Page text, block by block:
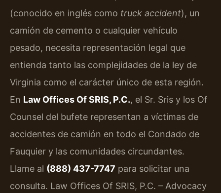
(conocido en inglés como truck accident), un
camión de cemento o cualquier vehículo
pesado, necesita representación legal que
entienda tanto las complejidades de la ley de
Virginia como el carácter único de esta región.
En Law Offices Of SRIS, P.C., el Sr. Sris y los Of
Counsel del bufete representan a víctimas de
accidentes de camión en todo el Condado de
Fauquier y las comunidades circundantes.
Llame al (888) 437-7747 para solicitar una
consulta. Law Offices Of SRIS, P.C. – Advocacy